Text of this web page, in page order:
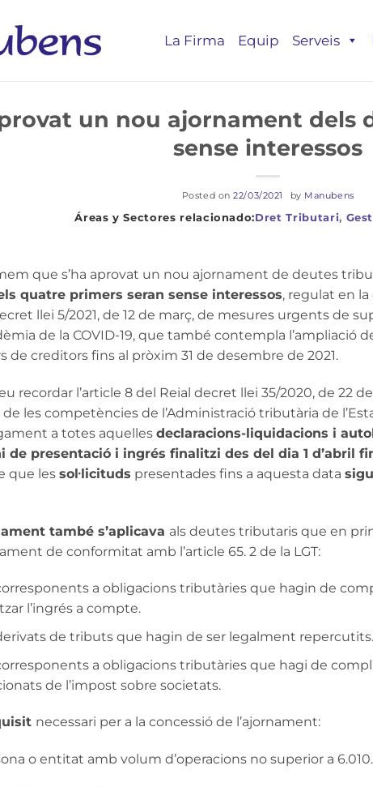
La Firma Equip Serveis
Dret Tributari,
un nou ajornament dels
sense interessos
Posted on22/03/2021 by Manubens
que s’ha aprovat un nou ajornament de deutes
quatre primers seran sense interessos, regulat en
llei 5/2021, de 12 de març, de mesures urgents de
de la COVID-19, que també contempla l’ampliació
de creditors fins al pròxim 31 de desembre de 2021.
recordar l’article 8 del Reial decret llei 35/2020, de 22
de les competències de l’Administració tributària de
a totes aquelles declaracions-liquidacions i
de presentació i ingrés finalitzi des del dia 1 d’abril
que les sol·licituds presentades fins a aquesta data
també s’aplicava als deutes tributaris que en
de conformitat amb l’article 65. 2 de la LGT:
a obligacions tributàries que hagin de
l’ingrés a compte.
de tributs que hagin de ser legalment repercutits.
a obligacions tributàries que hagi de
de l’impost sobre societats.
necessari per a la concessió de l’ajornament:
o entitat amb volum d’operacions no superior a